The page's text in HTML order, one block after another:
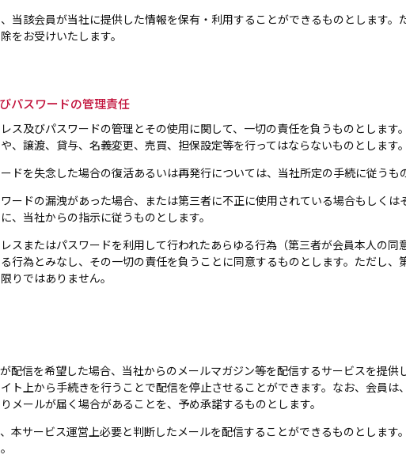
当該会員が当社に提供した情報を保有・利用することができるものとします
をお受けいたします。
パスワードの管理責任
ス及びパスワードの管理とその使用に関して、一切の責任を負うものとします
、譲渡、貸与、名義変更、売買、担保設定等を行ってはならないものとします。
ドを失念した場合の復活あるいは再発行については、当社所定の手続に従うも
ードの漏洩があった場合、または第三者に不正に使用されている場合もしく
、当社からの指示に従うものとします。
スまたはパスワードを利用して行われたあらゆる行為（第三者が会員本人の
行為とみなし、その一切の責任を負うことに同意するものとします。ただし、
りではありません。
配信を希望した場合、当社からのメールマガジン等を配信するサービスを提供
ト上から手続きを行うことで配信を停止させることができます。なお、会員
メールが届く場合があることを、予め承諾するものとします。
本サービス運営上必要と判断したメールを配信することができるものとします